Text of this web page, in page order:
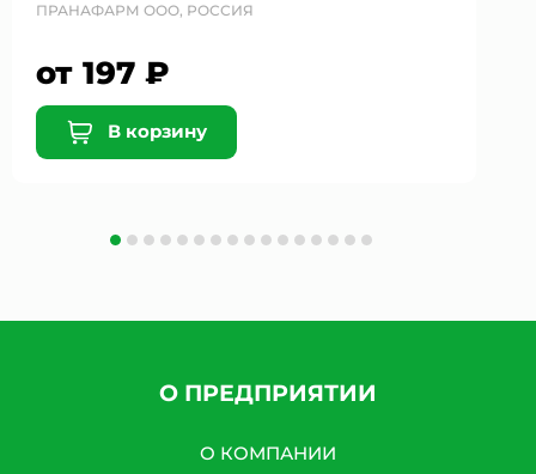
ПРАНАФАРМ ООО, РОССИЯ
от 197 ₽
В корзину
О ПРЕДПРИЯТИИ
О КОМПАНИИ